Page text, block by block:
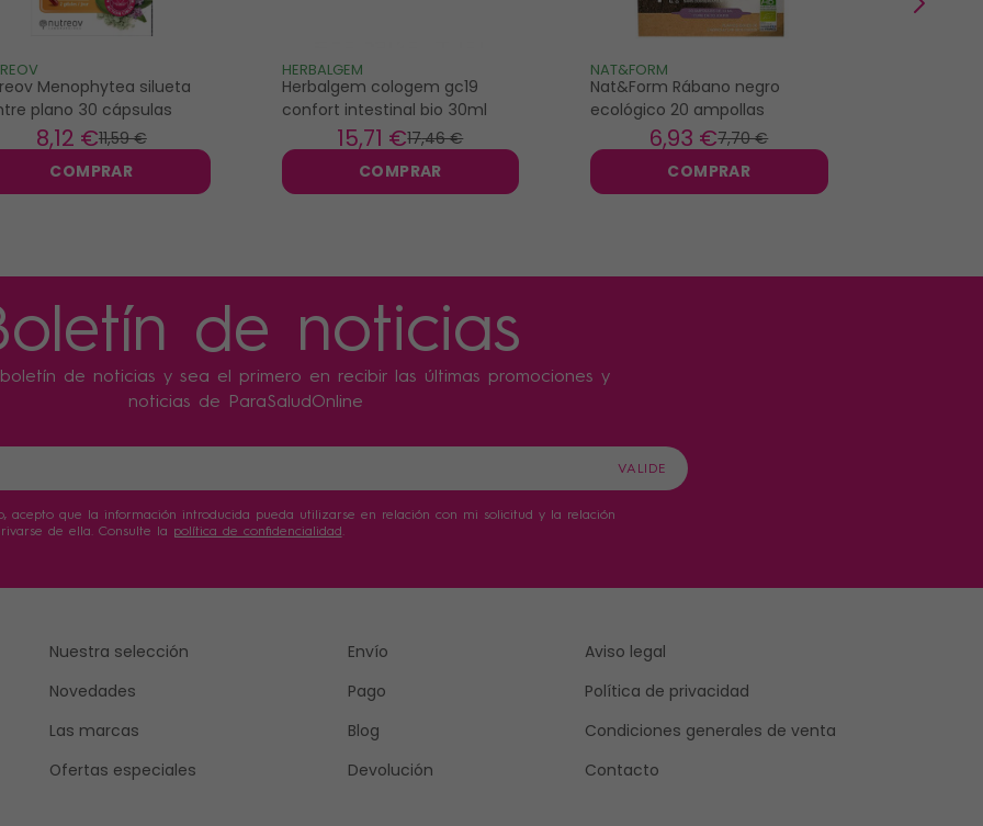
Menophytea silueta
plano 30 cápsulas
11,59 €
8,12 €
COMPRAR
HERBALGEM
Herbalgem cologem gc19
confort intestinal bio 30ml
17,46 €
15,71 €
COMPRAR
NAT&FORM
Nat&Form Rábano negro
ecológico 20 ampollas
7,70 €
6,93 €
COMPRAR
de noticias
de noticias y sea el primero en recibir las últimas promociones y
noticias de ParaSaludOnline
acepto que la información introducida pueda utilizarse en relación con mi solicitud y la relación
de ella. Consulte la política de confidencialidad .
Nuestra selección
Novedades
Las marcas
Ofertas especiales
Envío
Pago
Blog
Devolución
Aviso legal
Política de privacidad
Condiciones generales de venta
Contacto